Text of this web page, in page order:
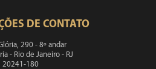
DE CONTATO
290 - 8º andar
- Rio de Janeiro - RJ
20241-180